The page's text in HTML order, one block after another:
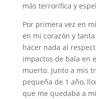
más terrorífica y
Por primera vez en
en mi corazón y
hacer nada al
impactos de bala en
muerto. Junto a mis
pequeña de 1 año,
que me quedaba a